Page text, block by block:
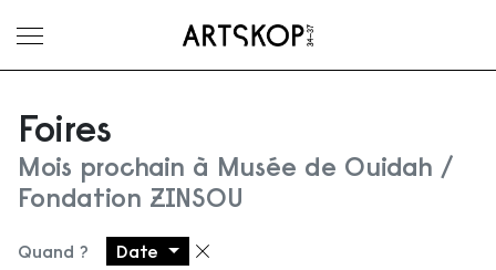
Ouvrir le menu
Foires
Mois prochain à Musée de Ouidah /
Fondation ZINSOU
Quand ? Date Supprimer le filtre